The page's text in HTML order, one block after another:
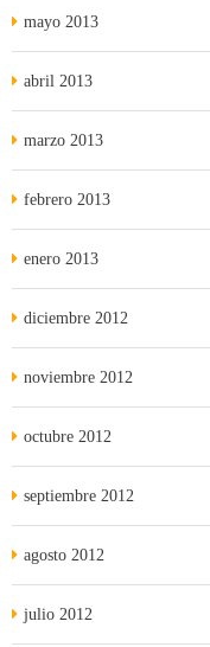
mayo 2013
abril 2013
marzo 2013
febrero 2013
enero 2013
diciembre 2012
noviembre 2012
octubre 2012
septiembre 2012
agosto 2012
julio 2012